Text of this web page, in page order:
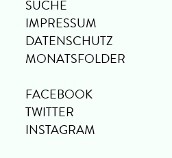
SUCHE
IMPRESSUM
DATENSCHUTZ
MONATSFOLDER
FACEBOOK
TWITTER
INSTAGRAM